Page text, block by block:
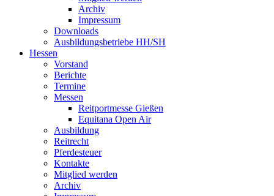
Archiv
Impressum
Downloads
Ausbildungsbetriebe HH/SH
Hessen
Vorstand
Berichte
Termine
Messen
Reitportmesse Gießen
Equitana Open Air
Ausbildung
Reitrecht
Pferdesteuer
Kontakte
Mitglied werden
Archiv